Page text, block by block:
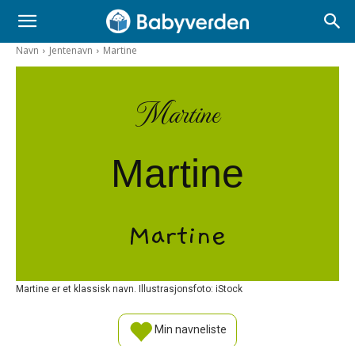
Navn Jentenavn Martine
Martine
Martine
Martine
Martine er et klassisk navn. Illustrasjonsfoto: iStock
Min navneliste